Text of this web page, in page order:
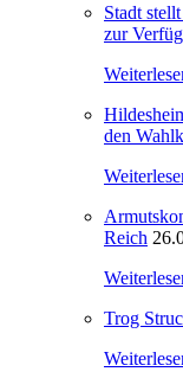
Stadt
zur
den
Reich
Trog